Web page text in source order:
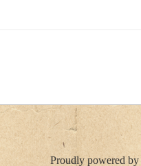
Proudly powered by